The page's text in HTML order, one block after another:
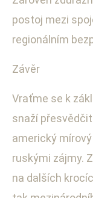
postoj mezi
regionálním
Závěr
Vraťme se k
snaží
americký
ruskými zájmy.
na dalších